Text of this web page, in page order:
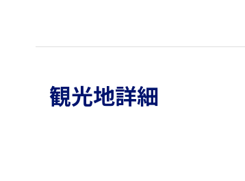
観光地詳細